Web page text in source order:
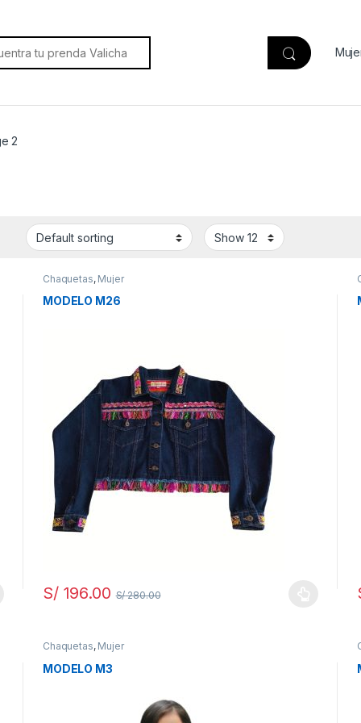
for:
2
Chaquetas, Mujer
MODELO M26
S/196.00 S/280.00
Chaquetas, Mujer
MODELO M3